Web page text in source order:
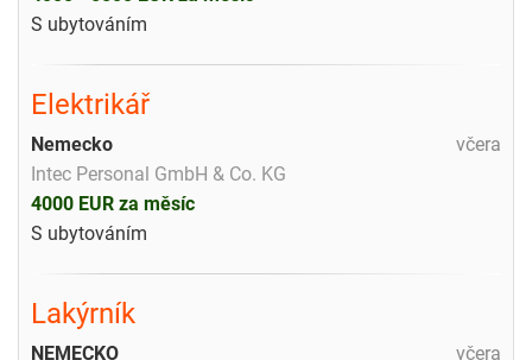
S ubytováním
Elektrikář
včera
Nemecko
Intec Personal GmbH & Co. KG
4000 EUR za měsíc
S ubytováním
Lakýrník
včera
NEMECKO